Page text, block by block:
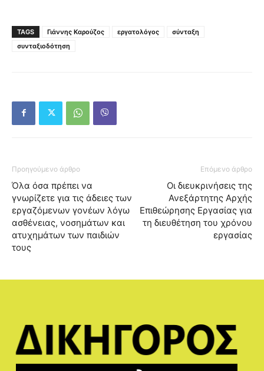
TAGS Γιάννης Καρούζος εργατολόγος
σύνταξη
συνταξιοδότηση
Προηγούμενο άρθρο
Όλα όσα πρέπει να
γνωρίζετε για τις άδειες των
εργαζόμενων γονέων λόγω
ασθένειας, νοσημάτων και
ατυχημάτων των παιδιών
τους
Επόμενο άρθρο
Οι διευκρινήσεις της
Ανεξάρτητης Αρχής
Επιθεώρησης Εργασίας για
τη διευθέτηση του χρόνου
εργασίας